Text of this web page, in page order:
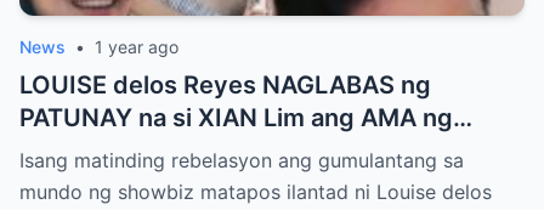
News • 1 year ago
LOUISE delos Reyes NAGLABAS ng
PATUNAY na si XIAN Lim ang AMA ng
Kaniyang PINAGBUBUNTIS!
Isang matinding rebelasyon ang gumulantang sa
mundo ng showbiz matapos ilantad ni Louise delos